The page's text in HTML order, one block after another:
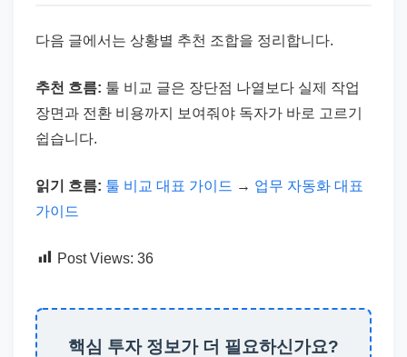
다음 글에서는 상황별 추천 조합을 정리합니다.
추천 흐름: 툴 비교 글은 장단점 나열보다 실제 작업
장면과 전환 비용까지 보여줘야 독자가 바로 고르기
쉽습니다.
읽기 흐름: 툴 비교 대표 가이드 → 업무 자동화 대표
가이드
Post Views: 36
핵심 투자 정보가 더 필요하신가요?